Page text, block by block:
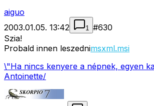
aiguo
2003.01.05. 13:42
1 #630
Szia!
Probald innen leszednimsxml.msi
\"Ha nincs kenyere a népnek, egyen
Antoinette/